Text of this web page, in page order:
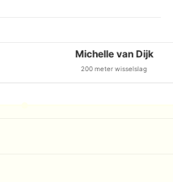
Michelle van Dijk
200 meter wisselslag